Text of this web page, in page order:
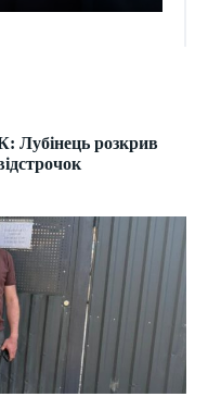
Лубінець розкрив